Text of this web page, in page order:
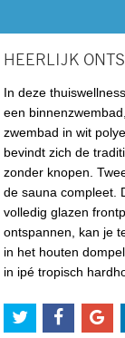
HEERLIJK
In deze
een
zwembad in wit
bevindt zich de
zonder knopen.
de sauna compleet.
volledig glazen
ontspannen, kan je
in het houten
in ipé tropisch